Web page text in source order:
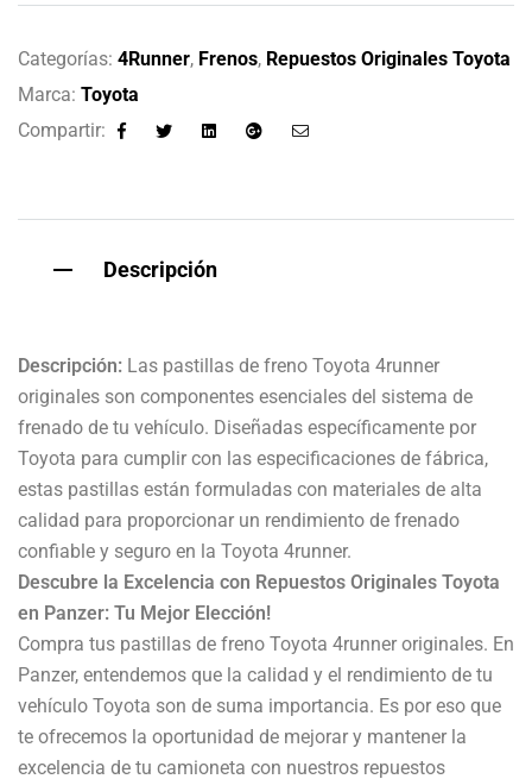
Categorías: 4Runner, Frenos, Repuestos Originales Toyota
Marca: Toyota
Compartir:
Descripción
Descripción: Las pastillas de freno Toyota 4runner
originales son componentes esenciales del sistema de
frenado de tu vehículo. Diseñadas específicamente por
Toyota para cumplir con las especificaciones de fábrica,
estas pastillas están formuladas con materiales de alta
calidad para proporcionar un rendimiento de frenado
confiable y seguro en la Toyota 4runner.
Descubre la Excelencia con Repuestos Originales Toyota
en Panzer: Tu Mejor Elección!
Compra tus pastillas de freno Toyota 4runner originales. En
Panzer, entendemos que la calidad y el rendimiento de tu
vehículo Toyota son de suma importancia. Es por eso que
te ofrecemos la oportunidad de mejorar y mantener la
excelencia de tu camioneta con nuestros repuestos